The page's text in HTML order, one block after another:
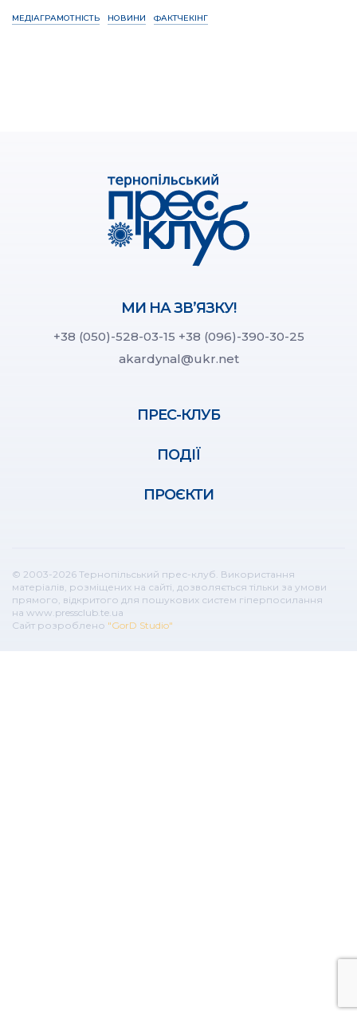
МЕДІАГРАМОТНІСТЬ НОВИНИ ФАКТЧЕКІНГ
МИ НА ЗВ’ЯЗКУ!
+38 (050)-528-03-15 +38 (096)-390-30-25
akardynal@ukr.net
ПРЕС-КЛУБ
ПОДІЇ
ПРОЄКТИ
© 2003-2026 Тернопільський прес-клуб. Використання
матеріалів, розміщених на сайті, дозволяється тільки за умови
прямого, відкритого для пошукових систем гіперпосилання
на www.pressclub.te.ua
Сайт розроблено "GorD Studio"